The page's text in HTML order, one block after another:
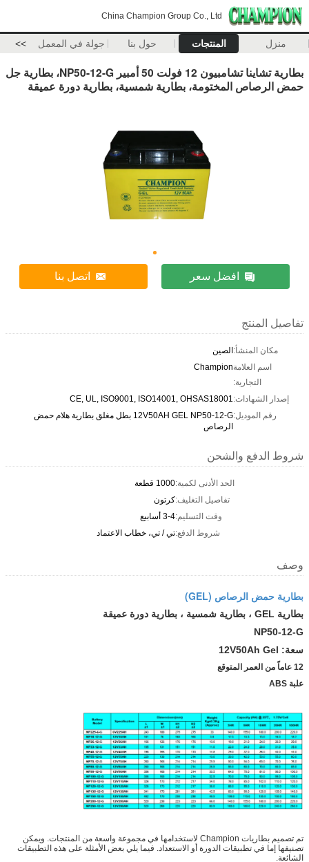
China Champion Group Co., Ltd
منزل المنتجات حول بنا جولة في المعمل >>
بطارية تشاينا تشامبيون 12 فولت 50 أمبير NP50-12-G، بطارية جل
حمض الرصاص المختومة، بطارية شمسية، بطارية دورة عميقة
افضل سعر اتصل بنا
تفاصيل المنتج
مكان المنشأ:الصين
اسم العلامة
التجارية:
Champion
إصدار الشهادات:CE, UL, ISO9001, ISO14001, OHSAS18001
رقم الموديل:
12V50AH GEL NP50-12-G بطل مغلق بطارية هلام حمض
الرصاص
شروط الدفع والشحن
الحد الأدنى لكمية:1000 قطعة
تفاصيل التغليف:كرتون
وقت التسليم:3-4 أسابيع
شروط الدفع:تي / تي، خطاب الاعتماد
وصف
بطارية حمض الرصاص (GEL)
بطارية GEL ، بطارية شمسية ، بطارية دورة عميقة
NP50-12-G
سعة: 12V50Ah Gel
12 عاماً من العمر المتوقع
علبة ABS
تم تصميم بطاريات Champion لاستخدامها في مجموعة واسعة من المنتجات. ويمكن
تصنيفها إما في تطبيقات الدورة أو الاستعداد. فيما يلي بعض الأمثلة على هذه التطبيقات
الشائعة.